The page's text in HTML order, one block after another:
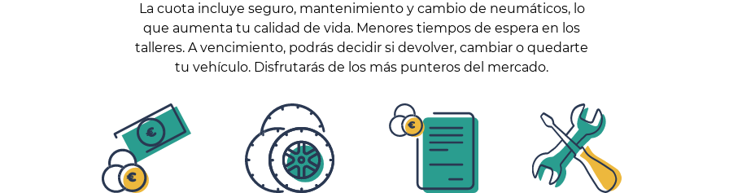
La cuota incluye seguro, mantenimiento y cambio de neumáticos, lo
que aumenta tu calidad de vida. Menores tiempos de espera en los
talleres. A vencimiento, podrás decidir si devolver, cambiar o quedarte
tu vehículo. Disfrutarás de los más punteros del mercado.